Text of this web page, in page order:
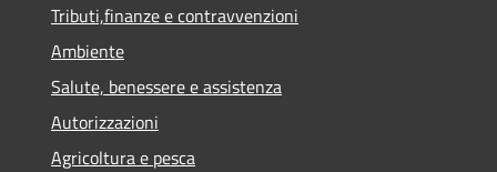
Tributi,finanze e contravvenzioni
Ambiente
Salute, benessere e assistenza
Autorizzazioni
Agricoltura e pesca